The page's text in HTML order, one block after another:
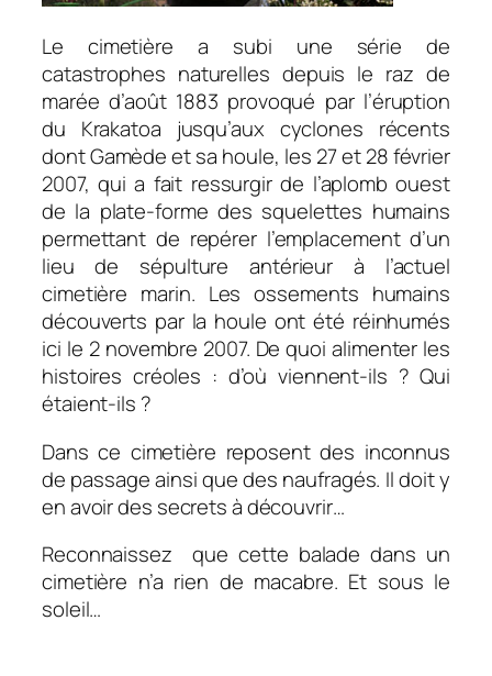
Le cimetière a subi une série de
catastrophes naturelles depuis le raz de
marée d’août 1883 provoqué par l’éruption
du Krakatoa jusqu’aux cyclones récents
dont Gamède et sa houle, les 27 et 28 février
2007, qui a fait ressurgir de l’aplomb ouest
de la plate-forme des squelettes humains
permettant de repérer l’emplacement d’un
lieu de sépulture antérieur à l’actuel
cimetière marin. Les ossements humains
découverts par la houle ont été réinhumés
ici le 2 novembre 2007. De quoi alimenter les
histoires créoles : d’où viennent-ils ? Qui
étaient-ils ?
Dans ce cimetière reposent des inconnus
de passage ainsi que des naufragés. Il doit y
en avoir des secrets à découvrir…
Reconnaissez que cette balade dans un
cimetière n’a rien de macabre. Et sous le
soleil…